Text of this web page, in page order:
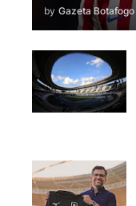
by Gazeta Botafogo